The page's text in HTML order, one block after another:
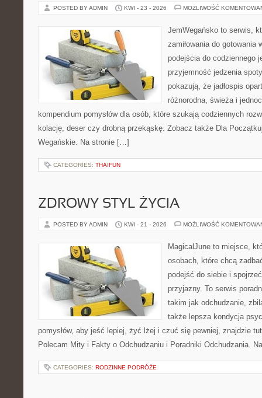
POSTED BY ADMIN KWI - 23 - 2026 MOŻLIWOŚĆ
JemWegańsko to serwis,
zamiłowania do gotowania
podejścia do codziennego
przyjemność jedzenia
pokazują, że jadłospis
różnorodna, świeża i
kompendium pomysłów dla osób, które szukają codziennych
kolację, deser czy drobną przekąskę. Zobacz także Dla
Wegańskie. Na stronie […]
CATEGORIES: THAIFUN
ZDROWY STYL ŻYCIA
POSTED BY ADMIN KWI - 21 - 2026 MOŻLIWOŚĆ
MagicalJune to miejsce,
osobach, które chcą
podejść do siebie i
przyjazny. To serwis
takim jak odchudzanie,
także lepsza kondycja
pomysłów, aby jeść lepiej, żyć lżej i czuć się pewniej, znajdzie
Polecam Mity i Fakty o Odchudzaniu i Poradniki Odchudzania.
CATEGORIES: RODZINNE PODRÓŻE